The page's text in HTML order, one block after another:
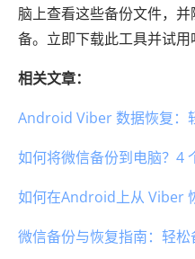
脑上查看这些备份文件，
备。立即下载此工具并试用
相关文章：
Android Viber 数据恢复：
如何将微信备份到电脑？4
如何在Android上从 Viber
微信备份与恢复指南：轻